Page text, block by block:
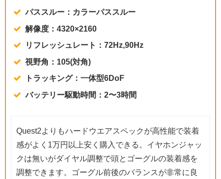
パススルー：カラーパススルー
解像度：4320×2160
リフレッシュレート：72Hz,90Hz
視野角：105(対角)
トラッキング：一体型6DoF
バッテリー駆動時間：2〜3時間
Quest2よりもハードウエアスペックが高性能で装着
感がよく1万円以上安く購入できる。イヤホンジャッ
クは無いがダイヤル調整で頭とゴーグルの装着感を
調整できます。ゴーグル前後のバランスが非常に良